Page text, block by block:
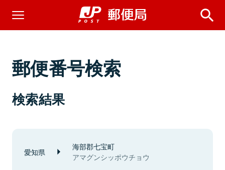
郵便番号検索
検索結果
愛知県 海部郡七宝町
アマグンシッポウチョウ